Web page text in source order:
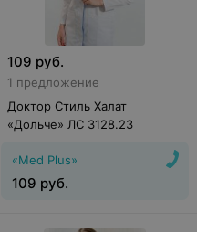
109 руб.
1 предложение
Доктор Стиль Халат
«Дольче» ЛС 3128.23
«Med Plus»
109 руб.